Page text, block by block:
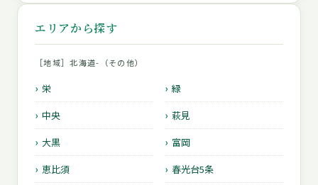
エリアから探す
［地域］北海道-（その他）
栄
緑
中央
萩見
大黒
富岡
恵比須
春光台5条